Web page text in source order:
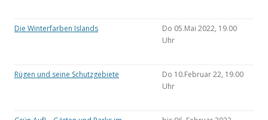
Die Winterfarben Islands
Do 05.Mai 2022, 19.00
Uhr
Rügen und seine Schutzgebiete
Do 10.Februar 22, 19.00
Uhr